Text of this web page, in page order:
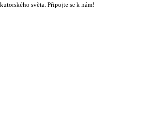
světa. Připojte se k nám!